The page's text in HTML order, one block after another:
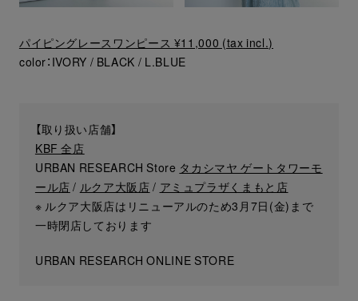
パイピングレースワンピース ¥11,000 (tax incl.)
color：IVORY / BLACK / L.BLUE
【取り扱い店舗】
KBF 全店
URBAN RESEARCH Store タカシマヤ ゲートタワーモ
ール店 / ルクア大阪店 / アミュプラザくまもと店
※ ルクア大阪店はリニューアルのため3月7日(金)まで
一時閉店しております
URBAN RESEARCH ONLINE STORE